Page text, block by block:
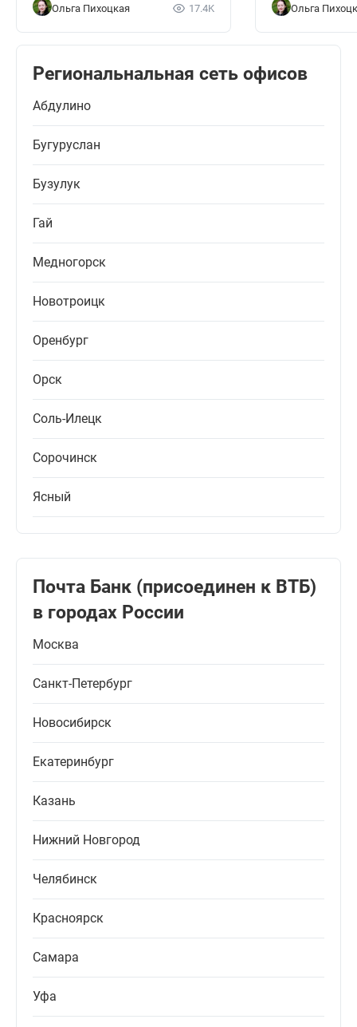
Ольга Пихоцкая 17.4K Ольга
Региональнальная сеть офисов
Абдулино
Бугуруслан
Бузулук
Гай
Медногорск
Новотроицк
Оренбург
Орск
Соль-Илецк
Сорочинск
Ясный
Почта Банк (присоединен к ВТБ)
в городах России
Москва
Санкт-Петербург
Новосибирск
Екатеринбург
Казань
Нижний Новгород
Челябинск
Красноярск
Самара
Уфа